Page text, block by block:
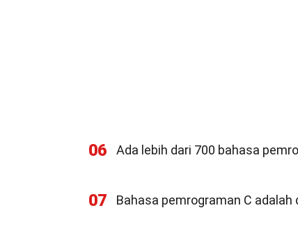
06 Ada lebih dari 700 bahasa
07 Bahasa pemrograman C